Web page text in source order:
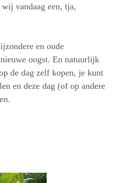
vandaag een, tja,
en oude
oogst. En natuurlijk
de dag zelf kopen, je kunt
en deze dag (of op andere